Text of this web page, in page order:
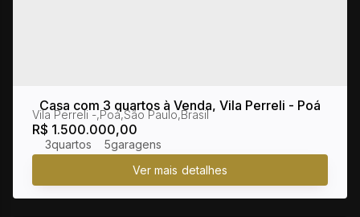
Casa com 3 quartos à Venda, Vila Perreli - Poá
R$ 1.500.000,00
Vila Perreli ,Poá,São Paulo,Brasil
3 5